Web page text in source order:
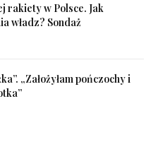
rakiety w Polsce. Jak
władz? Sondaż
„Założyłam pończochy i